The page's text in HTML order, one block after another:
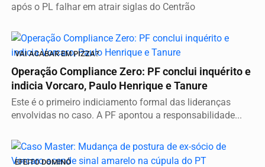
após o PL falhar em atrair siglas do Centrão
VAI ACABAR EM PIZZA?
Operação Compliance Zero: PF conclui inquérito e
indicia Vorcaro, Paulo Henrique e Tanure
Este é o primeiro indiciamento formal das lideranças
envolvidas no caso. A PF apontou a responsabilidade...
EFEITO DOMINÓ